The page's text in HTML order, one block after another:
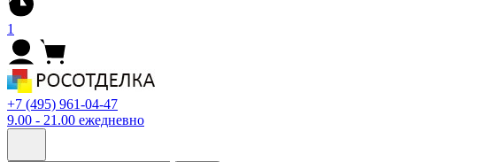
1
+7 (495) 961-04-47
9.00 - 21.00 ежедневно